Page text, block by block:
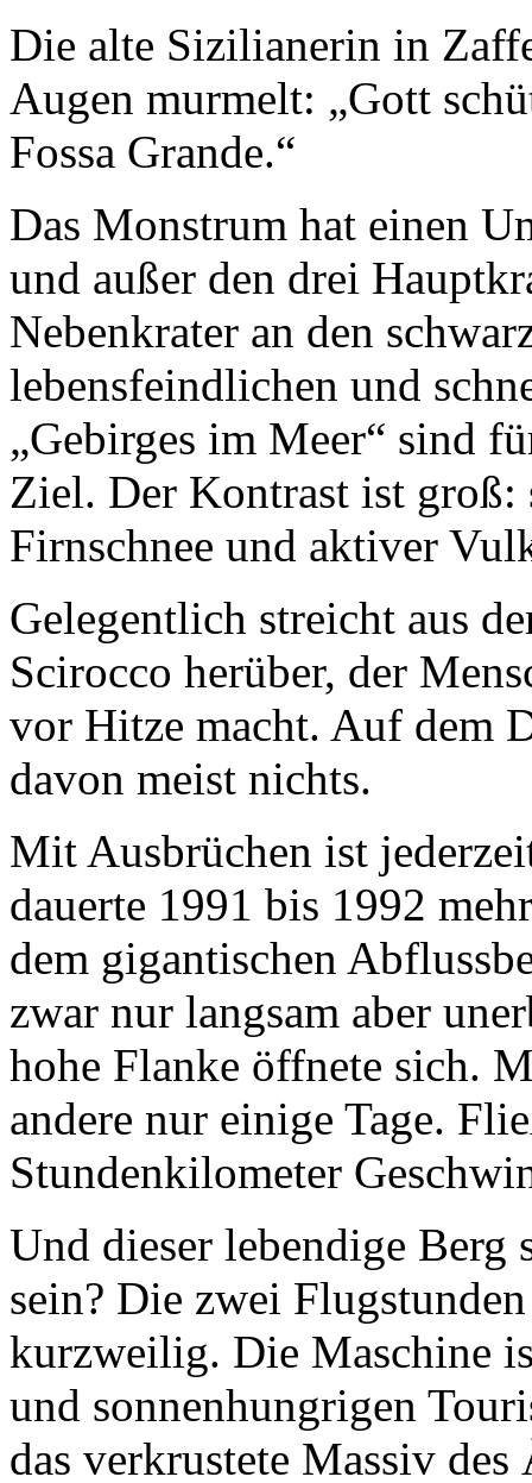
Die alte Sizilianerin in
Augen murmelt: „Gott
Fossa Grande.“
Das Monstrum hat einen
und außer den drei
Nebenkrater an den
lebensfeindlichen und
„Gebirges im Meer“ sind
Ziel. Der Kontrast ist groß:
Firnschnee und aktiver
Gelegentlich streicht aus
Scirocco herüber, der
vor Hitze macht. Auf dem
davon meist nichts.
Mit Ausbrüchen ist
dauerte 1991 bis 1992
dem gigantischen
zwar nur langsam aber
hohe Flanke öffnete sich.
andere nur einige Tage.
Stundenkilometer
Und dieser lebendige
sein? Die zwei
kurzweilig. Die Maschine
und sonnenhungrigen
das verkrustete Massiv